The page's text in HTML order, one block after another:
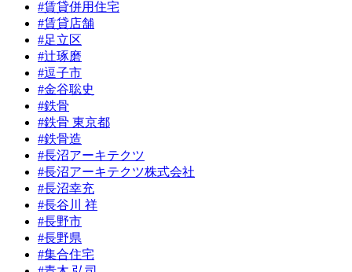
#賃貸併用住宅
#賃貸店舗
#足立区
#辻琢磨
#逗子市
#金谷聡史
#鉄骨
#鉄骨 東京都
#鉄骨造
#長沼アーキテクツ
#長沼アーキテクツ株式会社
#長沼幸充
#長谷川 祥
#長野市
#長野県
#集合住宅